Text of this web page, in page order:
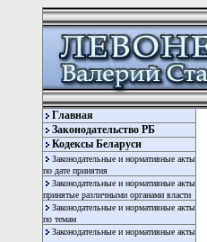
Главная
Законодательство РБ
Кодексы Беларуси
Законодательные и нормативные акты
по дате принятия
Законодательные и нормативные акты
принятые различными органами власти
Законодательные и нормативные акты
по темам
Законодательные и нормативные акты